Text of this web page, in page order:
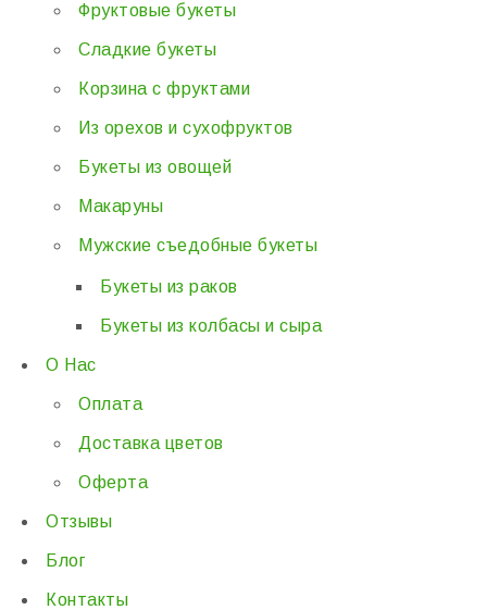
Фруктовые букеты
Сладкие букеты
Корзина с фруктами
Из орехов и сухофруктов
Букеты из овощей
Макаруны
Мужские съедобные букеты
Букеты из раков
Букеты из колбасы и сыра
О Нас
Оплата
Доставка цветов
Оферта
Отзывы
Блог
Контакты